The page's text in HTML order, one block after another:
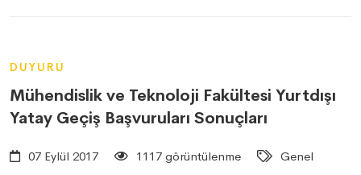
DUYURU
Mühendislik ve Teknoloji Fakültesi Yurtdışı
Yatay Geçiş Başvuruları Sonuçları
07 Eylül 2017 1117 görüntülenme Genel